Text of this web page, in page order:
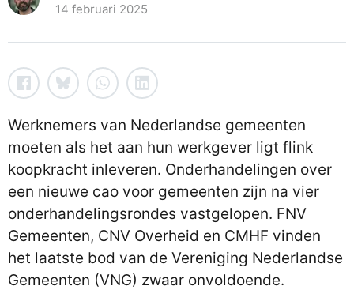
14 februari 2025
Werknemers van Nederlandse gemeenten
moeten als het aan hun werkgever ligt flink
koopkracht inleveren. Onderhandelingen over
een nieuwe cao voor gemeenten zijn na vier
onderhandelingsrondes vastgelopen. FNV
Gemeenten, CNV Overheid en CMHF vinden
het laatste bod van de Vereniging Nederlandse
Gemeenten (VNG) zwaar onvoldoende.